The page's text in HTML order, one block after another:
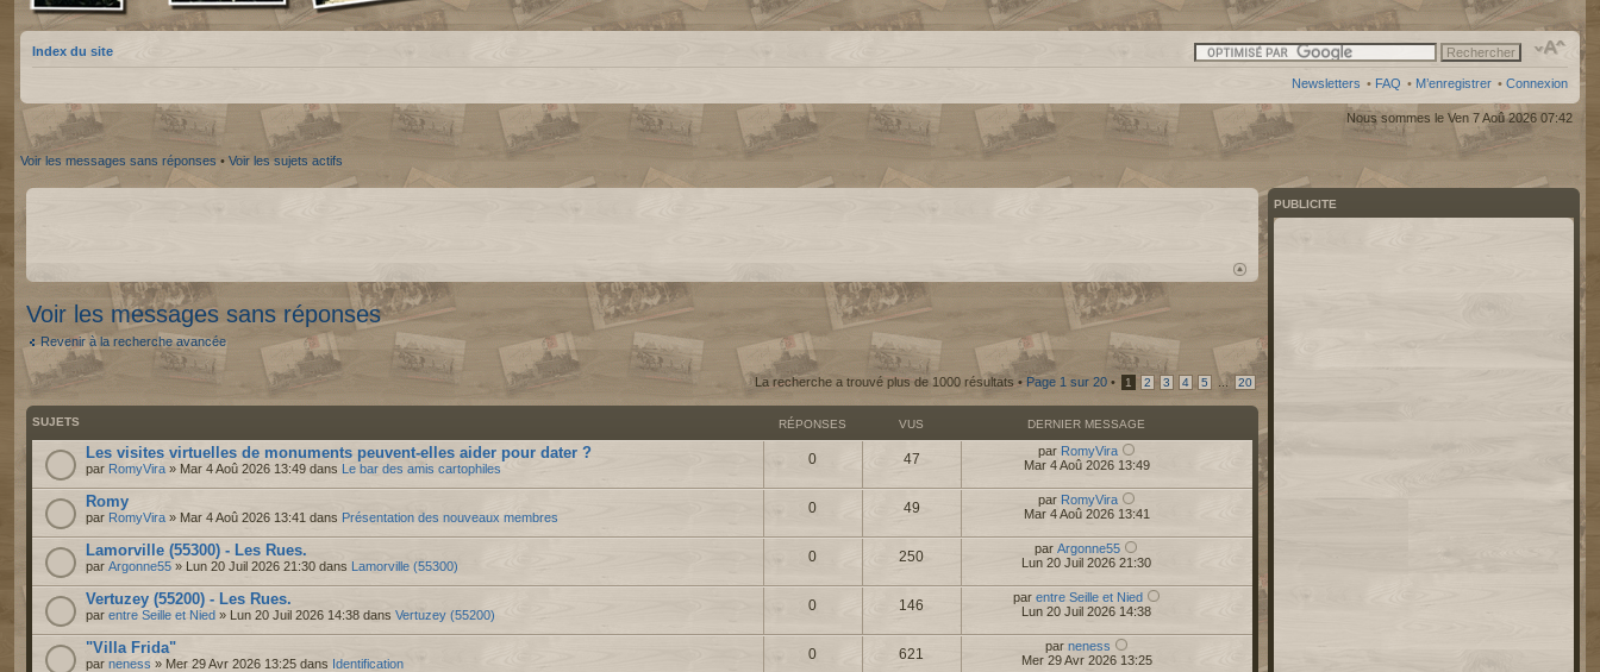
Index du site
Newsletters • FAQ • M’enregistrer • Connexion
Nous sommes le Ven 7 Aoû 2026 07:42
Voir les messages sans réponses • Voir les sujets actifs
Voir les messages sans réponses
Revenir à la recherche avancée
La recherche a trouvé plus de 1000 résultats •Page 1 sur 20• 1 2 3 4 5 ... 20
SUJETS RÉPONSES VUS DERNIER MESSAGE
Les visites virtuelles de monuments peuvent-elles aider pour dater ?
par RomyVira » Mar 4 Aoû 2026 13:49 dans Le bar des amis cartophiles
0 47 par RomyVira
Mar 4 Aoû 2026 13:49
Romy
par RomyVira » Mar 4 Aoû 2026 13:41 dans Présentation des nouveaux membres
0 49 par RomyVira
Mar 4 Aoû 2026 13:41
Lamorville (55300) - Les Rues.
par Argonne55 » Lun 20 Juil 2026 21:30 dans Lamorville (55300)
0 250 parArgonne55
Lun 20 Juil 2026 21:30
Vertuzey (55200) - Les Rues.
par entre Seille et Nied » Lun 20 Juil 2026 14:38 dans Vertuzey (55200)
0 146 par entre Seille et Nied
Lun 20 Juil 2026 14:38
"Villa Frida"
par neness » Mer 29 Avr 2026 13:25 dans Identification
0 621 par neness
Mer 29 Avr 2026 13:25
PUBLICITE